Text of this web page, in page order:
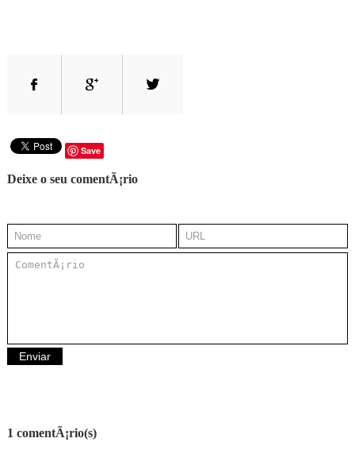
Save
Deixe o seu comentÃ¡rio
1 comentÃ¡rio(s)